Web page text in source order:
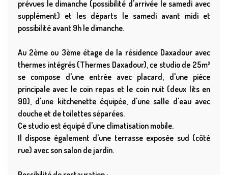
prévues le dimanche (possibilité d'arrivée le samedi avec
supplément) et les départs le samedi avant midi et
possibilité avant 9h le dimanche.
Au 2ème ou 3ème étage de la résidence Daxadour avec
thermes intégrés (Thermes Daxadour), ce studio de 25m²
se compose d'une entrée avec placard, d'une pièce
principale avec le coin repas et le coin nuit (deux lits en
90), d'une kitchenette équipée, d'une salle d'eau avec
douche et de toilettes séparées.
Ce studio est équipé d'une climatisation mobile.
Il dispose également d'une terrasse exposée sud (côté
rue) avec son salon de jardin.